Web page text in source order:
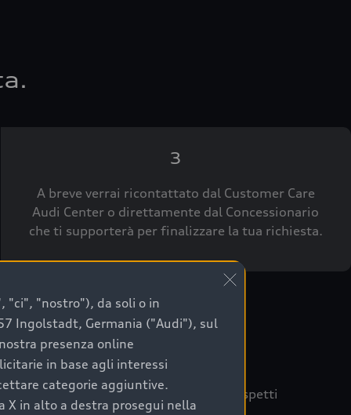
3
A breve verrai ricontattato dal Customer Care
Audi Center o direttamente dal Concessionario
che ti supporterà per finalizzare la tua richiesta.
sicuro, è essenziale considerare aspetti
"ci", "nostro"), da soli o in
Ingolstadt, Germania ("Audi"), sul
presenza online
in base agli interessi
categorie aggiuntive.
in alto a destra prosegui nella